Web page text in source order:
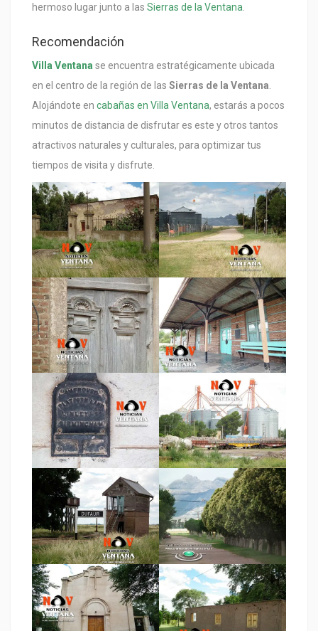
hermoso lugar junto a las Sierras de la Ventana
Recomendación
Villa Ventana se encuentra estratégicamente ubicada
en el centro de la región de las Sierras de la Ventana
Alojándote en cabañas en Villa Ventana, estarás a pocos
minutos de distancia de disfrutar es este y otros tantos
atractivos naturales y culturales, para optimizar tus
tiempos de visita y disfrute.